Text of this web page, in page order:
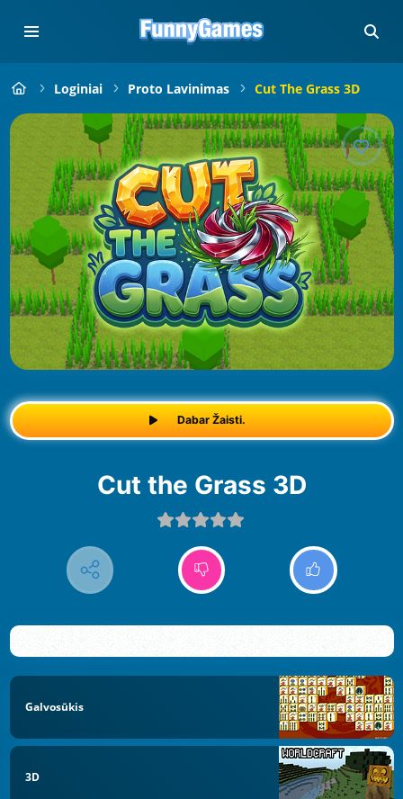
Loginiai Proto Lavinimas Cut The Grass 3D
Dabar Žaisti.
Cut the Grass 3D
Galvosūkis
3D